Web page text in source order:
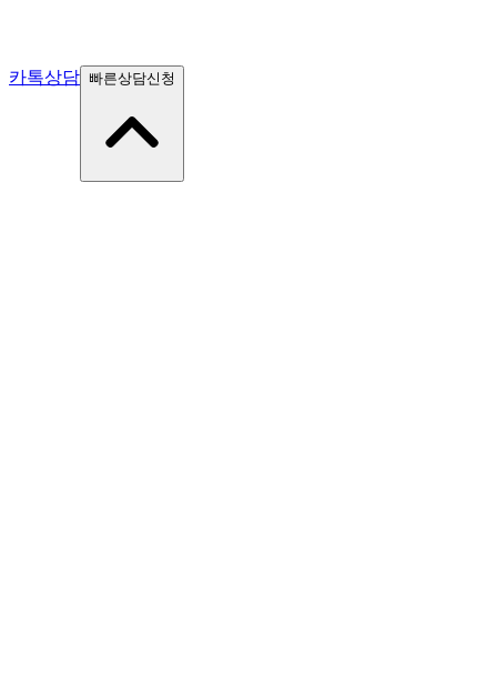
카톡상담 빠른상담신청